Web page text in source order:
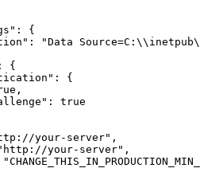
: {
: "Data Source=C: \\ inetpub
: {
: {
,
: true
your-server" ,
http://your-server" ,
"